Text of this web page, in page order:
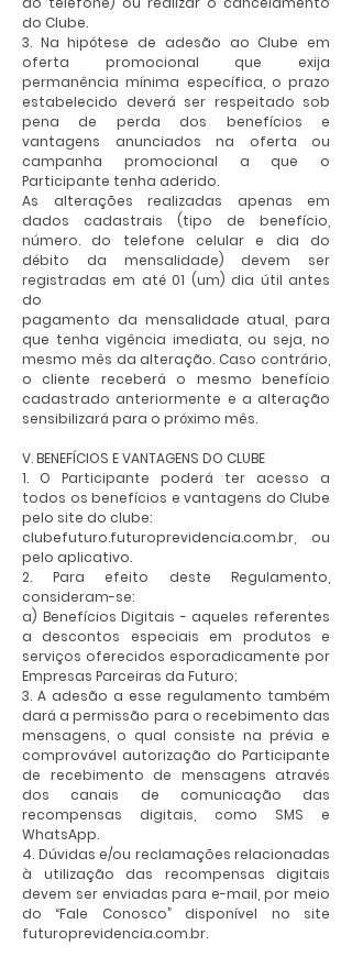
do Clube.
3. Na hipótese de adesão ao Clube em
oferta promocional que exija
permanência mínima específica, o prazo
estabelecido deverá ser respeitado sob
pena de perda dos benefícios e
vantagens anunciados na oferta ou
campanha promocional a que o
Participante tenha aderido.
As alterações realizadas apenas em
dados cadastrais (tipo de benefício,
número. do telefone celular e dia do
débito da mensalidade) devem ser
registradas em até 01 (um) dia útil antes
do
pagamento da mensalidade atual, para
que tenha vigência imediata, ou seja, no
mesmo mês da alteração. Caso contrário,
o cliente receberá o mesmo benefício
cadastrado anteriormente e a alteração
sensibilizará para o próximo mês.
V. BENEFÍCIOS E VANTAGENS DO CLUBE
1. O Participante poderá ter acesso a
todos os benefícios e vantagens do Clube
pelo site do clube:
clubefuturo.futuroprevidencia.com.br, ou
pelo aplicativo.
2. Para efeito deste Regulamento,
consideram-se:
a) Benefícios Digitais - aqueles referentes
a descontos especiais em produtos e
serviços oferecidos esporadicamente por
Empresas Parceiras da Futuro;
3. A adesão a esse regulamento também
dará a permissão para o recebimento das
mensagens, o qual consiste na prévia e
comprovável autorização do Participante
de recebimento de mensagens através
dos canais de comunicação das
recompensas digitais, como SMS e
WhatsApp.
4. Dúvidas e/ou reclamações relacionadas
à utilização das recompensas digitais
devem ser enviadas para e-mail, por meio
do “Fale Conosco” disponível no site
futuroprevidencia.com.br.